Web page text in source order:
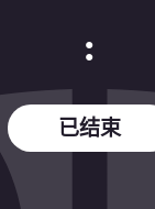
:
已结束